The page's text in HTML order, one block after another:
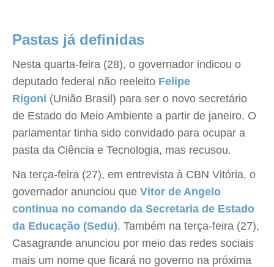
Pastas já definidas
Nesta quarta-feira (28), o governador indicou o
deputado federal não reeleito Felipe
Rigoni (União Brasil) para ser o novo secretário
de Estado do Meio Ambiente a partir de janeiro. O
parlamentar tinha sido convidado para ocupar a
pasta da Ciência e Tecnologia, mas recusou.
Na terça-feira (27), em entrevista à CBN Vitória, o
governador anunciou que Vitor de Angelo
continua no comando da Secretaria de Estado
da Educação (Sedu). Também na terça-feira (27),
Casagrande anunciou por meio das redes sociais
mais um nome que ficará no governo na próxima